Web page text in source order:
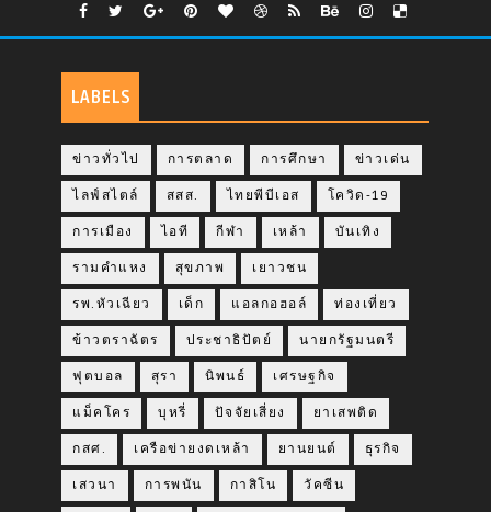
LABELS
ข่าวทั่วไป การตลาด การศึกษา ข่าวเด่น
ไลฟ์สไตล์ สสส. ไทยพีบีเอส โควิด-19
การเมือง ไอที กีฬา เหล้า บันเทิง
รามคำแหง สุขภาพ เยาวชน
รพ.หัวเฉียว เด็ก แอลกอฮอล์ ท่องเที่ยว
ข้าวตราฉัตร ประชาธิปัตย์ นายกรัฐมนตรี
ฟุตบอล สุรา นิพนธ์ เศรษฐกิจ
แม็คโคร บุหรี่ ปัจจัยเสี่ยง ยาเสพติด
กสศ. เครือข่ายงดเหล้า ยานยนต์ ธุรกิจ
เสวนา การพนัน กาสิโน วัคซีน